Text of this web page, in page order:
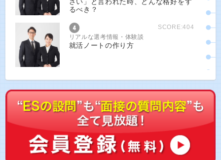
さい」と言われた時、どんな格好をす
るべき？
SCORE:404
リアルな選考情報・体験談
就活ノートの作り方